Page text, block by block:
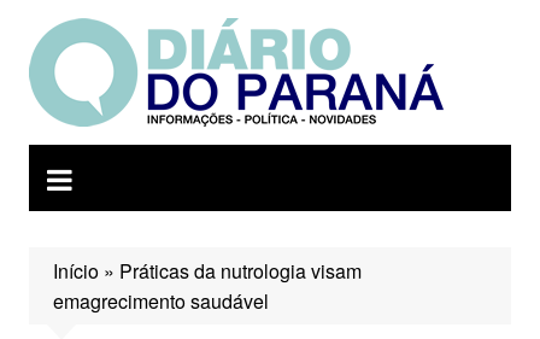
para
conteúdo
Início» Práticas da nutrologia visam
emagrecimento saudável